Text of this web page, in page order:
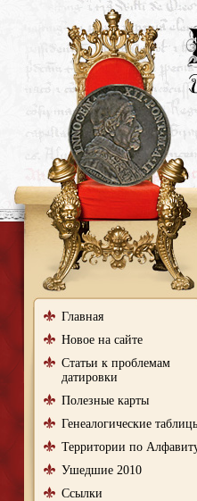
Главная
Новое на сайте
Статьи к проблемам
датировки
Полезные карты
Генеалогические
Территории по
Ушедшие 2010
Ссылки